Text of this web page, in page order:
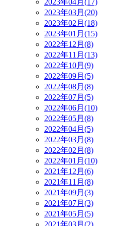
2023年04月(17)
2023年03月(20)
2023年02月(18)
2023年01月(15)
2022年12月(8)
2022年11月(13)
2022年10月(9)
2022年09月(5)
2022年08月(8)
2022年07月(5)
2022年06月(10)
2022年05月(8)
2022年04月(5)
2022年03月(8)
2022年02月(8)
2022年01月(10)
2021年12月(6)
2021年11月(8)
2021年09月(3)
2021年07月(3)
2021年05月(5)
2021年03月(2)